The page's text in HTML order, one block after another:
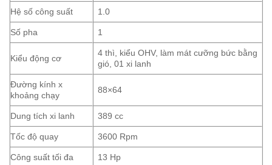
Hệ số công suất 1.0
Số pha 1
Kiểu động cơ
4 thì, kiểu OHV, làm mát cưỡng bức bằng
gió, 01 xi lanh
Đường kính x
khoảng chạy
88×64
Dung tích xi lanh 389 cc
Tốc độ quay 3600 Rpm
Công suất tối đa 13 Hp